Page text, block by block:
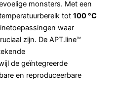
monsters. Met een
tot 100 °C
waar
zijn. De APT.line™
de geïntegreerde
en reproduceerbare